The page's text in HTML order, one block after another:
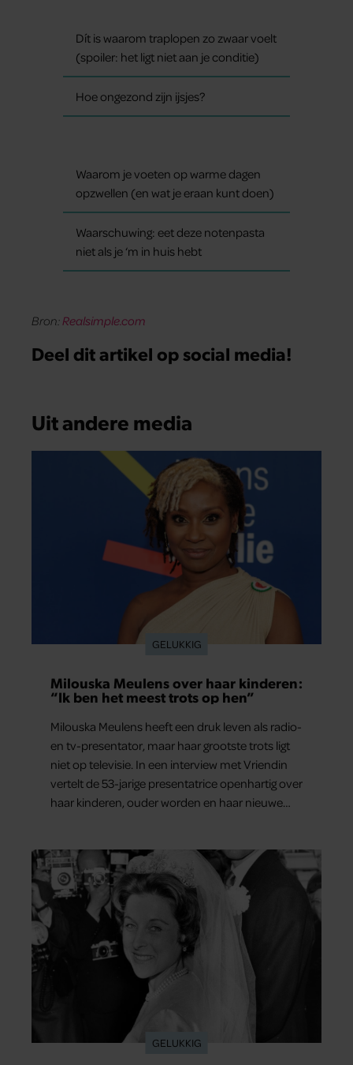
Dít is waarom traplopen zo zwaar voelt
(spoiler: het ligt niet aan je conditie)
Hoe ongezond zijn ijsjes?
Waarom je voeten op warme dagen
opzwellen (en wat je eraan kunt doen)
Waarschuwing: eet deze notenpasta
niet als je ‘m in huis hebt
Bron:Realsimple.com
Deel dit artikel op social media!
Uit andere media
GELUKKIG
Milouska Meulens over haar kinderen:
“Ik ben het meest trots op hen”
Milouska Meulens heeft een druk leven als radio-
en tv-presentator, maar haar grootste trots ligt
niet op televisie. In een interview met Vriendin
vertelt de 53-jarige presentatrice openhartig over
haar kinderen, ouder worden en haar nieuwe
dag het meest bezighouden.
GELUKKIG